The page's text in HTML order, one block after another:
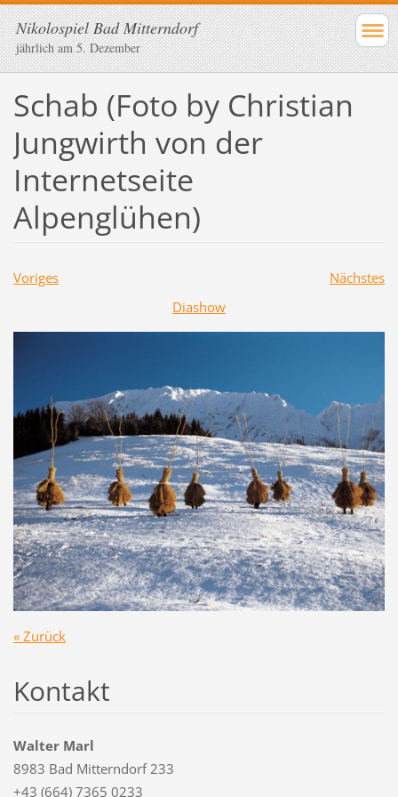
Nikolospiel Bad Mitterndorf
jährlich am 5. Dezember
Schab (Foto by Christian
Jungwirth von der
Internetseite
Alpenglühen)
Voriges
Nächstes
Diashow
« Zurück
Kontakt
Walter Marl
8983 Bad Mitterndorf 233
+43 (664) 7365 0233